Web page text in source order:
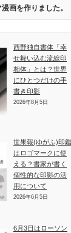
画を作りました。
西野独自書体「幸
せ舞い込む流線印
相体」とは？世界
にひとつだけの手
書き印影
2026年8月5日
世果報(ゆがふ)印鑑
はロゴマークに使
える？書家が書く
個性的な印影の活
用について
2026年6月5日
6月3日はローソン